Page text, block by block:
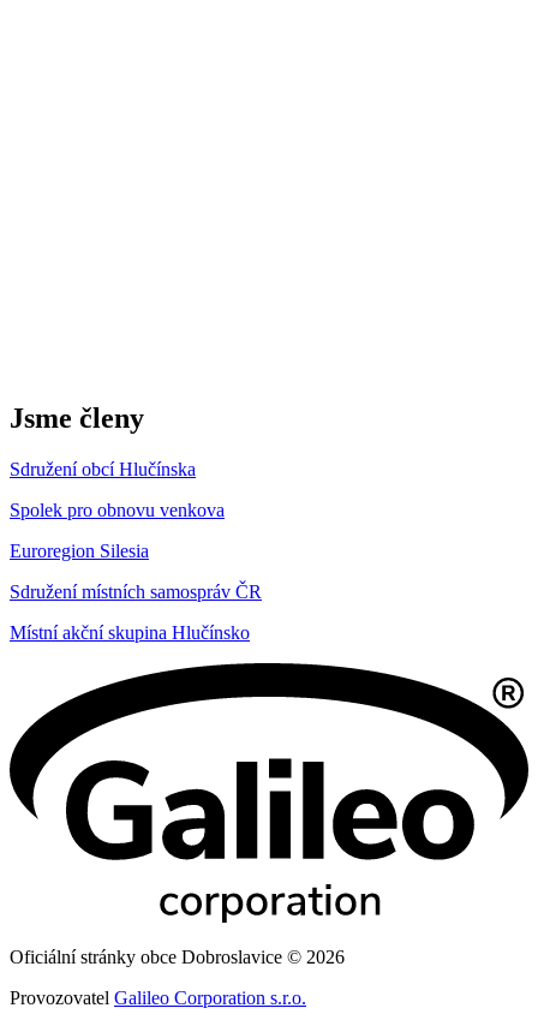
Jsme členy
Sdružení obcí Hlučínska
Spolek pro obnovu venkova
Euroregion Silesia
Sdružení místních samospráv ČR
Místní akční skupina Hlučínsko
Oficiální stránky obce Dobroslavice © 2026
Provozovatel Galileo Corporation s.r.o.